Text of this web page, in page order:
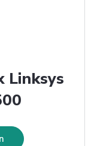
Linksys